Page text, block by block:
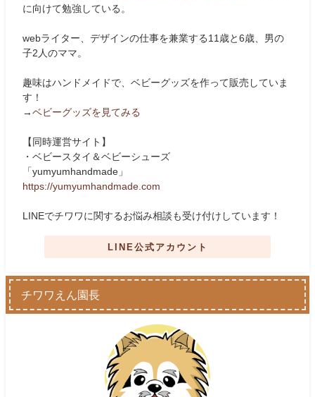
に向けて勉強している。
webライター、デザインの仕事を兼業する11歳と6歳、男の
子2人のママ。
趣味はハンドメイドで、ベビーグッズを作って販売していま
す！
→ベビーグッズを見てみる
【同時運営サイト】
・ベビースタイ＆ベビーシューズ
「yumyumhandmade」
https://yumyumhandmade.com
LINEでチワワに関するお悩み相談も受け付けしています！
LINE公式アカウント
チワワえん園長